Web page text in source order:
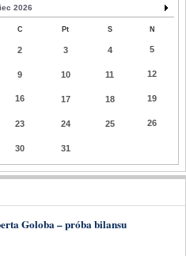
2026
C Pt S N
2 3 4 5
9 10 11 12
16 17 18 19
23 24 25 26
30 31
Goloba – próba bilansu